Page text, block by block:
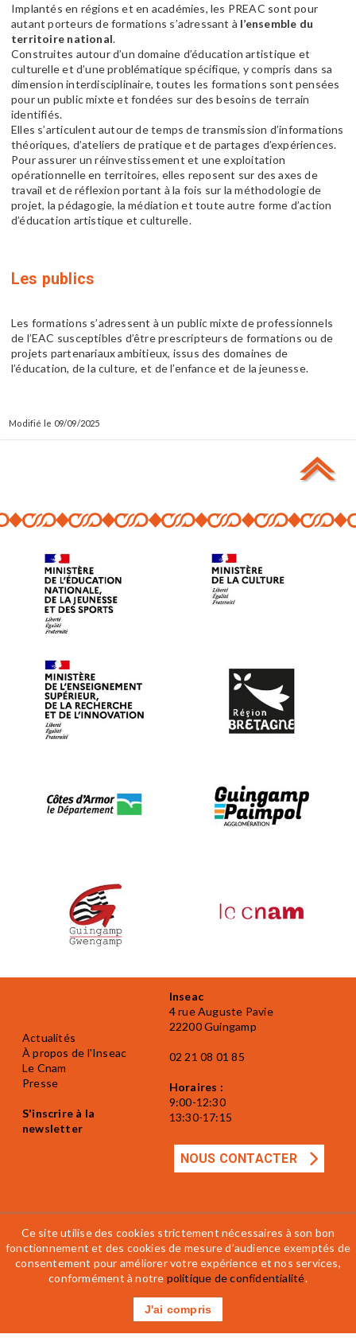
Implantés en régions et en académies, les PREAC sont pour
autant porteurs de formations s’adressant à l’ensemble du
territoire national.
Construites autour d’un domaine d’éducation artistique et
culturelle et d’une problématique spécifique, y compris dans sa
dimension interdisciplinaire, toutes les formations sont pensées
pour un public mixte et fondées sur des besoins de terrain
identifiés.
Elles s’articulent autour de temps de transmission d’informations
théoriques, d’ateliers de pratique et de partages d’expériences.
Pour assurer un réinvestissement et une exploitation
opérationnelle en territoires, elles reposent sur des axes de
travail et de réflexion portant à la fois sur la méthodologie de
projet, la pédagogie, la médiation et toute autre forme d’action
d’éducation artistique et culturelle.
Les publics
Les formations s’adressent à un public mixte de professionnels
de l’EAC susceptibles d’être prescripteurs de formations ou de
projets partenariaux ambitieux, issus des domaines de
l’éducation, de la culture, et de l’enfance et de la jeunesse.
09/09/2025
Actualités
À propos de l'Inseac
Le Cnam
Presse
S'inscrire à la
newsletter
Inseac
4 rue Auguste Pavie
22200 Guingamp
02 21 08 01 85
Horaires :
9:00-12:30
13:30-17:15
NOUS CONTACTER
Mentions légales Accessibilité
CGV
Règlement intérieur
Ce site utilise des cookies strictement nécessaires à son bon
fonctionnement et des cookies de mesure d’audience exemptés de
consentement pour améliorer votre expérience et nos services,
conformément à notre politique de confidentialité.
J'ai compris